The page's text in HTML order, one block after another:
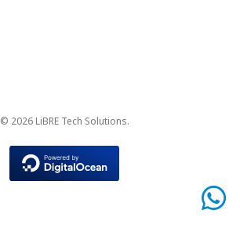
© 2026 LiBRE Tech Solutions.